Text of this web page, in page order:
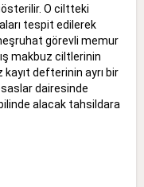
O ciltteki
tespit edilerek
görevli memur
makbuz ciltlerinin
defterinin ayrı bir
dairesinde
alacak tahsildara